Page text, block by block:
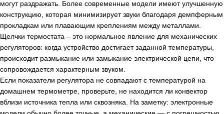
могут раздражать. Более современные модели имеют улучшенную
конструкцию, которая минимизирует звуки благодаря демпферным
прокладкам или плавающим креплениям между металлами.
Щелчки термостата – это нормальное явление для механических
регуляторов: когда устройство достигает заданной температуры,
происходит размыкание или замыкание электрической цепи, что
сопровождается характерным звуком.
Если показатели регулятора не совпадают с температурой на
домашнем термометре, проверьте, не находится ли конвектор
вблизи источника тепла или сквозняка. На заметку: электронные